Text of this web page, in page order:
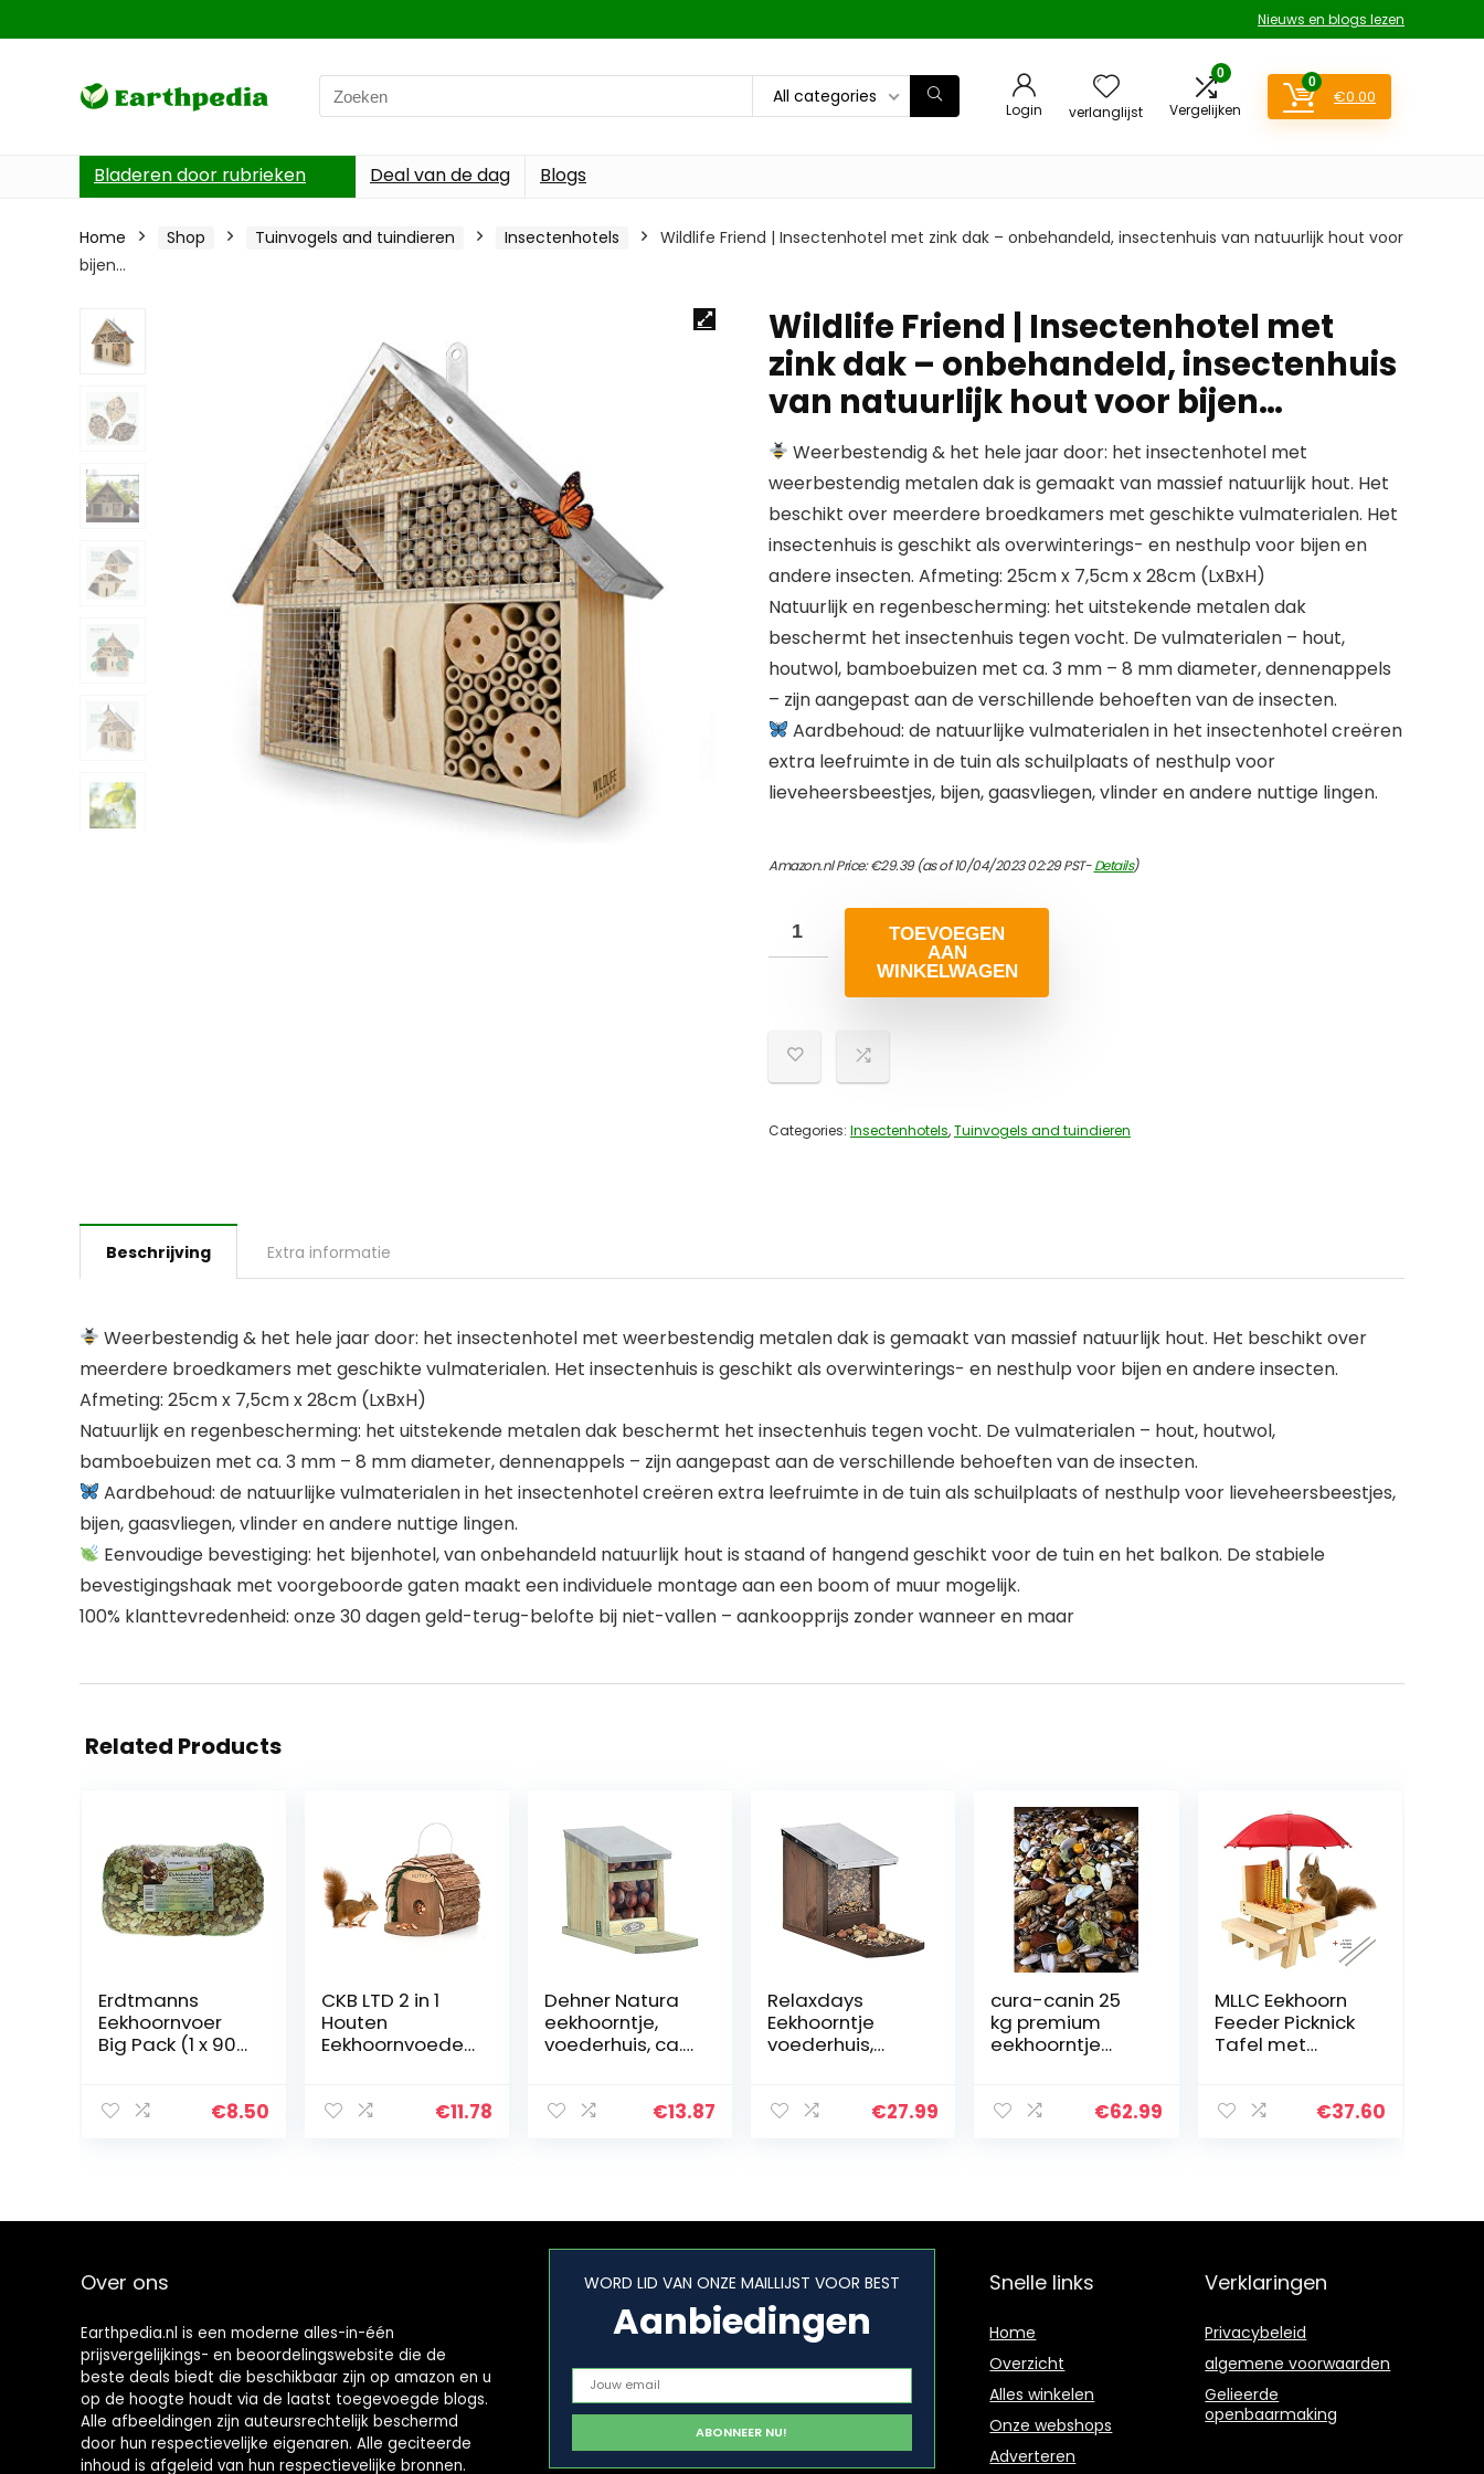
Nieuws en blogs lezen
Search
for:
All categories
Login verlanglijst
0
Vergelijken
0
€0.00
Bladeren door rubrieken Deal van de dag Blogs
Home Shop Tuinvogels and tuindieren Insectenhotels
Wildlife Friend | Insectenhotel met zink dak – onbehandeld, insectenhuis van natuurlijk hout voor
bijen…
Wildlife Friend | Insectenhotel met
zink dak – onbehandeld, insectenhuis
van natuurlijk hout voor bijen…
Weerbestendig & het hele jaar door: het insectenhotel met
weerbestendig metalen dak is gemaakt van massief natuurlijk hout. Het
beschikt over meerdere broedkamers met geschikte vulmaterialen. Het
insectenhuis is geschikt als overwinterings- en nesthulp voor bijen en
andere insecten. Afmeting: 25cm x 7,5cm x 28cm (LxBxH)
Natuurlijk en regenbescherming: het uitstekende metalen dak
beschermt het insectenhuis tegen vocht. De vulmaterialen – hout,
houtwol, bamboebuizen met ca. 3 mm – 8 mm diameter, dennenappels
– zijn aangepast aan de verschillende behoeften van de insecten.
Aardbehoud: de natuurlijke vulmaterialen in het insectenhotel creëren
extra leefruimte in de tuin als schuilplaats of nesthulp voor
lieveheersbeestjes, bijen, gaasvliegen, vlinder en andere nuttige lingen.
Amazon.nl Price:€29.39(as of 10/04/2023 02:29 PST-Details)
TOEVOEGEN
AAN
WINKELWAGEN
Categories: Insectenhotels,Tuinvogels and tuindieren
Beschrijving Extra informatie
Weerbestendig & het hele jaar door: het insectenhotel met weerbestendig metalen dak is gemaakt van massief natuurlijk hout. Het beschikt over
meerdere broedkamers met geschikte vulmaterialen. Het insectenhuis is geschikt als overwinterings- en nesthulp voor bijen en andere insecten.
Afmeting: 25cm x 7,5cm x 28cm (LxBxH)
Natuurlijk en regenbescherming: het uitstekende metalen dak beschermt het insectenhuis tegen vocht. De vulmaterialen – hout, houtwol,
bamboebuizen met ca. 3 mm – 8 mm diameter, dennenappels – zijn aangepast aan de verschillende behoeften van de insecten.
Aardbehoud: de natuurlijke vulmaterialen in het insectenhotel creëren extra leefruimte in de tuin als schuilplaats of nesthulp voor lieveheersbeestjes,
bijen, gaasvliegen, vlinder en andere nuttige lingen.
Eenvoudige bevestiging: het bijenhotel, van onbehandeld natuurlijk hout is staand of hangend geschikt voor de tuin en het balkon. De stabiele
bevestigingshaak met voorgeboorde gaten maakt een individuele montage aan een boom of muur mogelijk.
100% klanttevredenheid: onze 30 dagen geld-terug-belofte bij niet-vallen – aankoopprijs zonder wanneer en maar
Related Products
Erdtmanns
Eekhoornvoer
Big Pack (1 x 900
€8.50
CKB LTD 2 in 1
Houten
Eekhoornvoeder
Opknoping
€11.78
Dehner Natura
eekhoorntje,
voederhuis, ca.
€13.87
Relaxdays
Eekhoorntje
voederhuis,
weerbestendig,
€27.99
cura-canin 25
kg premium
eekhoorntje
van topklasse
€62.99
MLLC Eekhoorn
Feeder Picknick
Tafel met
Pindakom,
€37.60
Over ons
Earthpedia.nl is een moderne alles-in-één
prijsvergelijkings- en beoordelingswebsite die de
beste deals biedt die beschikbaar zijn op amazon en u
op de hoogte houdt via de laatst toegevoegde blogs.
Alle afbeeldingen zijn auteursrechtelijk beschermd
door hun respectievelijke eigenaren. Alle geciteerde
inhoud is afgeleid van hun respectievelijke bronnen.
WORD LID VAN ONZE MAILLIJST VOOR BEST
Aanbiedingen
Snelle links
Home
Overzicht
Alles winkelen
Onze webshops
Adverteren
Verklaringen
Privacybeleid
algemene voorwaarden
Gelieerde
openbaarmaking